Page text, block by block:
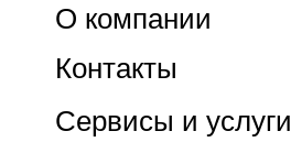
Контакты
О компании
Сервисы и услуги